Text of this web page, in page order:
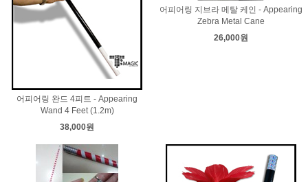
어피어링 완드 4피트 - Appearing
Wand 4 Feet (1.2m)
38,000원
어피어링 지브라 메탈 케인 - Appearing
Zebra Metal Cane
26,000원